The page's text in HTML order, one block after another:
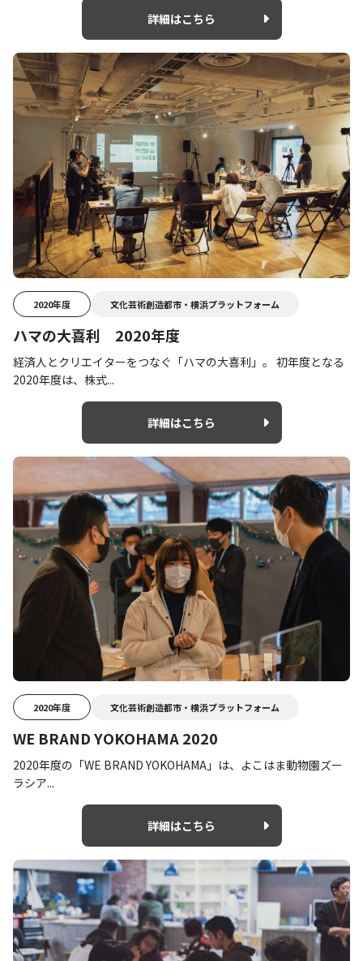
詳細はこちら
2020年度 文化芸術創造都市・横浜プラットフォーム
ハマの大喜利 2020年度
経済人とクリエイターをつなぐ「ハマの大喜利」。 初年度となる
2020年度は、株式...
詳細はこちら
2020年度 文化芸術創造都市・横浜プラットフォーム
WE BRAND YOKOHAMA 2020
2020年度の「WE BRAND YOKOHAMA」は、よこはま動物園ズー
ラシア...
詳細はこちら